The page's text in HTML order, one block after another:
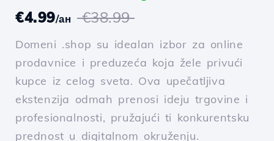
€4.99/ан €38.99
Domeni .shop su idealan izbor za online
prodavnice i preduzeća koja žele privući
kupce iz celog sveta. Ova upečatljiva
ekstenzija odmah prenosi ideju trgovine i
profesionalnosti, pružajući ti konkurentsku
prednost u digitalnom okruženju.